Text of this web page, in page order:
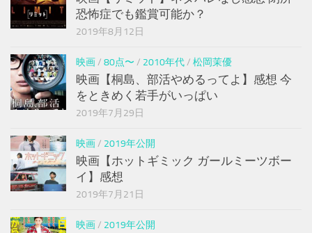
恐怖症でも鑑賞可能か？
2019年8月12日
映画/ 80点〜 / 2010年代/ 松岡茉優
映画【桐島、部活やめるってよ】感想 今
をときめく若手がいっぱい
2019年7月29日
映画/ 2019年公開
映画【ホットギミック ガールミーツボー
イ】感想
2019年7月21日
映画/ 2019年公開